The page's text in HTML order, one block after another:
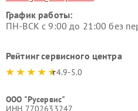
График работы:
ПН-ВСК с 9:00 до 21:00 без
Рейтинг сервисного центра
4.9-5.0
ООО "Русервис"
ИНН 7702633247